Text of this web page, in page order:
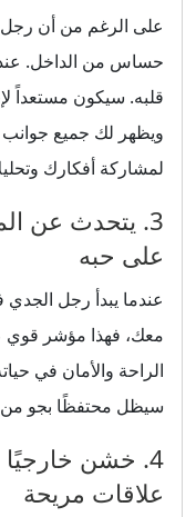
على الرغم من أن رجل
حساس من الداخل.
قلبه. سيكون مستعداً
ويظهر لك جميع
لمشاركة أفكارك
3. يتحدث عن
على حبه
عندما يبدأ رجل
معك، فهذا مؤشر قوي
الراحة والأمان في
سيظل محتفظًا بجو من
4. خشن
علاقات مريحة